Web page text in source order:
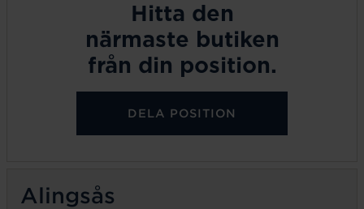
Hitta den
närmaste butiken
från din position.
DELA POSITION
Alingsås